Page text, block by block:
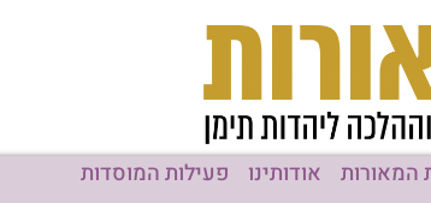
המאורות אודותינו פעילות המוסדות